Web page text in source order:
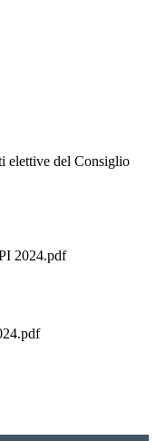
elettive del Consiglio
2024.pdf